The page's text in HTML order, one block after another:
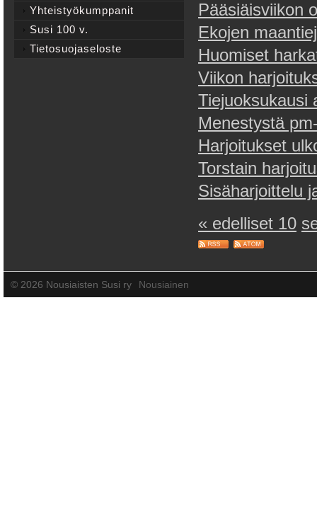
Pääsiäisviikon
Ekojen
Huomiset
Viikon
Tiejuoksukausi
Menestystä
Harjoitukset
Torstain
Sisäharjoittelu
« edelliset 10
Yhteistyökumppanit
Susi 100 v.
Tietosuojaseloste
© 2026 Nousiaisten Susi ry Nousiainen